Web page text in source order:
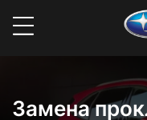
Замена